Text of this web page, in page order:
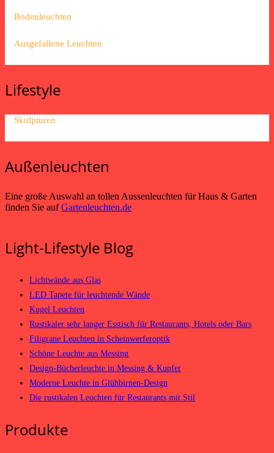
Bodenleuchten
Ausgefallene Leuchten
Lifestyle
Skulpturen
Außenleuchten
Eine große Auswahl an tollen Aussenleuchten für Haus & Garten
finden Sie aufGartenleuchten.de
Light-Lifestyle Blog
Lichtwände aus Glas
LED Tapete für leuchtende Wände
Kugel Leuchten
Rustikaler sehr langer Esstisch für Restaurants, Hotels oder Bars
Filigrane Leuchten in Scheinwerferoptik
Schöne Leuchte aus Messing
Design-Bücherleuchte in Messing & Kupfer
Moderne Leuchte in Glühbirnen-Design
Die rustikalen Leuchten für Restaurants mit Stil
Produkte